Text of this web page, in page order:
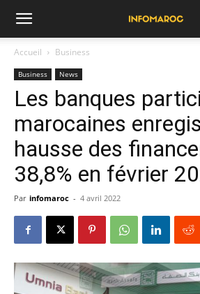
Accueil Business
Business News
Les banques
marocaines
hausse des
38,8% en février
Par infomaroc - 4 avril 2022